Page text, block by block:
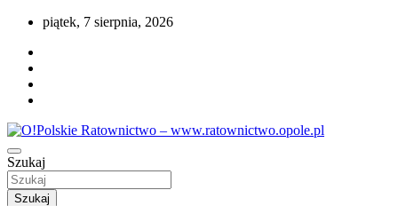
Przejdź
treści
piątek, 7 sierpnia, 2026
O!Polskie Ratownictwo –
www.ratownictwo.opole.pl
Portal opolskiego i polskiego ratownictwa.
Szukaj
Szukaj